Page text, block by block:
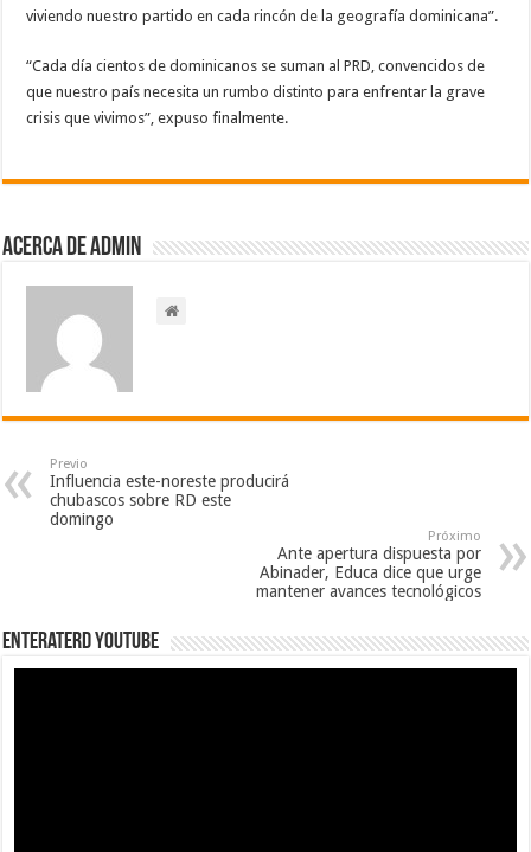
viviendo nuestro partido en cada rincón de la geografía dominicana”.
“Cada día cientos de dominicanos se suman al PRD, convencidos de
que nuestro país necesita un rumbo distinto para enfrentar la grave
crisis que vivimos”, expuso finalmente.
Acerca de admin
Previo
Influencia este-noreste producirá
chubascos sobre RD este
domingo
Próximo
Ante apertura dispuesta por
Abinader, Educa dice que urge
mantener avances tecnológicos
EnterateRD YOUTUBE